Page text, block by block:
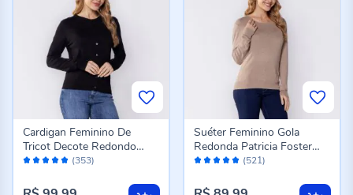
Avaliação: (353)
Cardigan Feminino De
Tricot Decote Redondo
Patricia Foster Preto
Avaliação: (521)
Suéter Feminino Gola
Redonda Patricia Foster
Bege Melange